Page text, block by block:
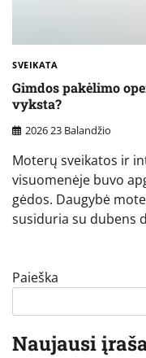
SVEIKATA
Gimdos pakėlimo
vyksta?
2026 23 Balandžio
Moterų sveikatos ir
visuomenėje buvo
gėdos. Daugybė
susiduria su dubens
Paieška
Naujausi